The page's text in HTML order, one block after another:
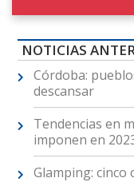
NOTICIAS
Córdoba:
descansar
Tendencias en
imponen en
Glamping: cinco